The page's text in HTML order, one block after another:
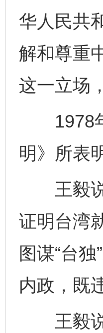
华人民共
解和尊重
这一立场
1978年
明》所表
王毅说
证明台湾
图谋“台
内政，既
王毅说